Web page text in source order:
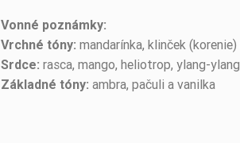
Vonné poznámky:
Vrchné tóny:mandarínka, klinček (korenie)
Srdce:rasca, mango, heliotrop, ylang-
Základné tóny: ambra, pačuli a vanilka